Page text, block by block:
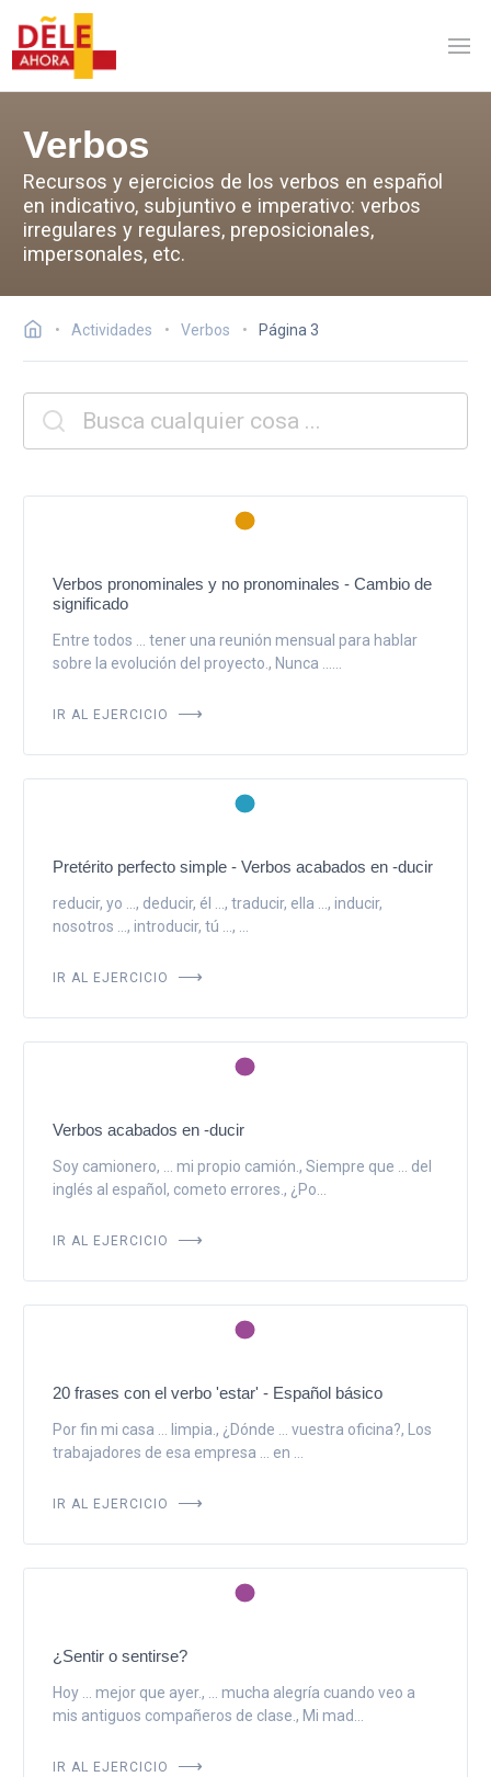
Verbos
Recursos y ejercicios de los verbos en español
en indicativo, subjuntivo e imperativo: verbos
irregulares y regulares, preposicionales,
impersonales, etc.
Actividades Verbos Página 3
Verbos pronominales y no pronominales - Cambio de
significado
Entre todos ... tener una reunión mensual para hablar
sobre la evolución del proyecto., Nunca ......
IR AL EJERCICIO
Pretérito perfecto simple - Verbos acabados en -ducir
reducir, yo ..., deducir, él ..., traducir, ella ..., inducir,
nosotros ..., introducir, tú ..., ...
IR AL EJERCICIO
Verbos acabados en -ducir
Soy camionero, ... mi propio camión., Siempre que ... del
inglés al español, cometo errores., ¿Po...
IR AL EJERCICIO
20 frases con el verbo 'estar' - Español básico
Por fin mi casa ... limpia., ¿Dónde ... vuestra oficina?, Los
trabajadores de esa empresa ... en ...
IR AL EJERCICIO
¿Sentir o sentirse?
Hoy ... mejor que ayer., ... mucha alegría cuando veo a
mis antiguos compañeros de clase., Mi mad...
IR AL EJERCICIO